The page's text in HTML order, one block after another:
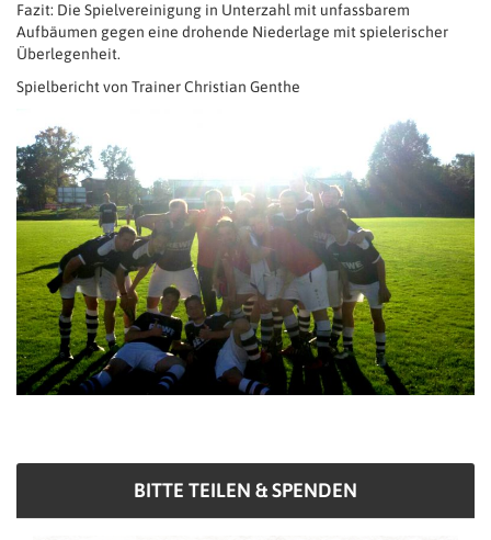
Fazit: Die Spielvereinigung in Unterzahl mit unfassbarem
Aufbäumen gegen eine drohende Niederlage mit spielerischer
Überlegenheit.
Spielbericht von Trainer Christian Genthe
BITTE TEILEN & SPENDEN